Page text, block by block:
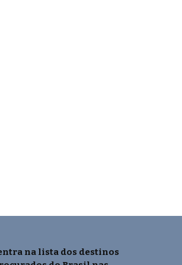
na lista dos destinos